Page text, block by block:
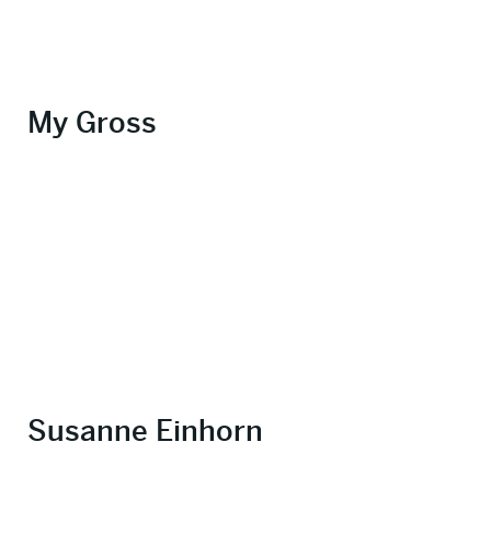
My Gross
Susanne Einhorn